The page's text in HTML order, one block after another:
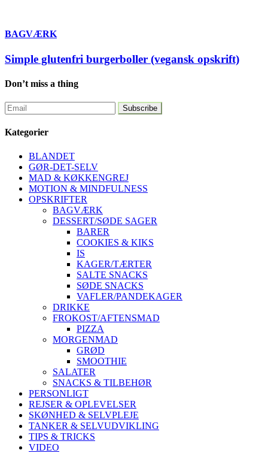
BAGVÆRK
Simple glutenfri burgerboller (vegansk opskrift)
Don’t miss a thing
Kategorier
BLANDET
GØR-DET-SELV
MAD & KØKKENGREJ
MOTION & MINDFULNESS
OPSKRIFTER
BAGVÆRK
DESSERT/SØDE SAGER
BARER
COOKIES & KIKS
IS
KAGER/TÆRTER
SALTE SNACKS
SØDE SNACKS
VAFLER/PANDEKAGER
DRIKKE
FROKOST/AFTENSMAD
PIZZA
MORGENMAD
GRØD
SMOOTHIE
SALATER
SNACKS & TILBEHØR
PERSONLIGT
REJSER & OPLEVELSER
SKØNHED & SELVPLEJE
TANKER & SELVUDVIKLING
TIPS & TRICKS
VIDEO